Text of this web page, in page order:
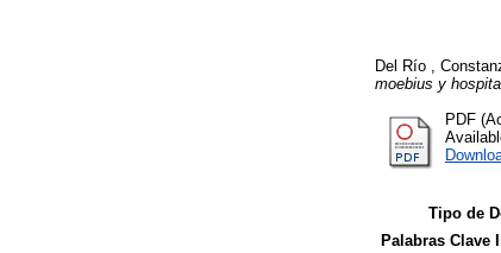
Del Río ,
moebius y
PDF
Tipo de
Palabras Clave